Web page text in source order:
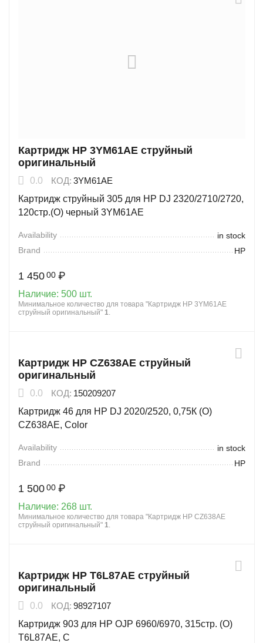
Картридж HP 3YM61AE струйный
оригинальный
0.0 КОД: 3YM61AE
Картридж струйный 305 для HP DJ 2320/2710/2720,
120стр.(О) черный 3YM61AE
Availability
in stock
Brand
HP
1 450 00 ₽
Наличие: 500 шт.
Минимальное количество для товара "Картридж HP 3YM61AE
струйный оригинальный" 1.
Картридж HP CZ638AE струйный
оригинальный
0.0 КОД: 150209207
Картридж 46 для HP DJ 2020/2520, 0,75К (O)
CZ638AE, Color
Availability
in stock
Brand
HP
1 500 00 ₽
Наличие: 268 шт.
Минимальное количество для товара "Картридж HP CZ638AE
струйный оригинальный" 1.
Картридж HP T6L87AE струйный
оригинальный
0.0 КОД: 98927107
Картридж 903 для HP OJP 6960/6970, 315стр. (O)
T6L87AE, С